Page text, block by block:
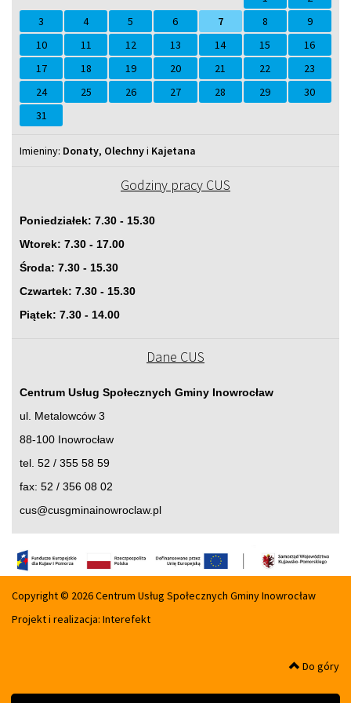
3
4 5 6 7 8
9
10
11 12 13 14 15
16
17
18 19 20 21 22
23
24
25 26 27 28 29
30
31
Imieniny
Imieniny: Donaty, Olechnyi Kajetana
Godziny pracy CUS
Poniedziałek: 7.30 - 15.30
Wtorek: 7.30 - 17.00
Środa: 7.30 - 15.30
Czwartek: 7.30 - 15.30
Piątek: 7.30 - 14.00
Dane CUS
Centrum Usług Społecznych Gminy Inowrocław
ul. Metalowców 3
88-100 Inowrocław
tel. 52 / 355 58 59
fax: 52 / 356 08 02
cus@cusgminainowroclaw.pl
Copyright © 2026 Centrum Usług Społecznych Gminy Inowrocław
Projekt i realizacja: Interefekt
Do góry